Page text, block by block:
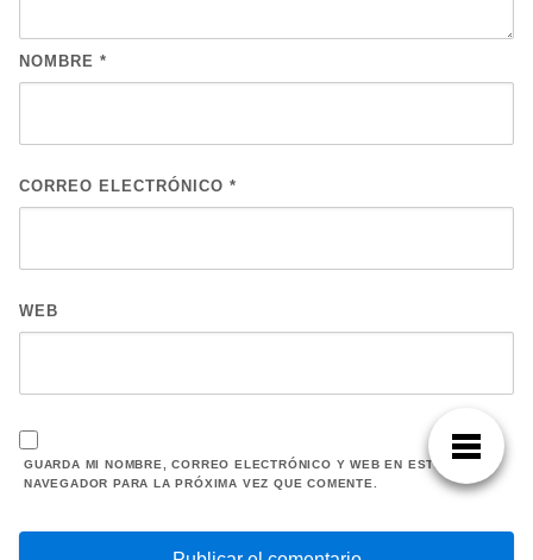
NOMBRE *
CORREO ELECTRÓNICO *
WEB
GUARDA MI NOMBRE, CORREO ELECTRÓNICO Y WEB EN ESTE
NAVEGADOR PARA LA PRÓXIMA VEZ QUE COMENTE.